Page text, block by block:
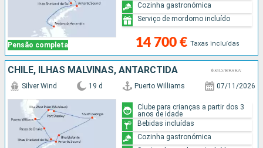
Pensão completa 14 700 € Taxas incluídas
Cozinha gastronómica
Serviço de mordomo incluído
CHILE, ILHAS MALVINAS, ANTARCTIDA
Silver Wind 19 d Puerto Williams 07/11/2026
Clube para crianças a partir dos 3
anos de idade
Bebidas incluídas
Cozinha gastronómica